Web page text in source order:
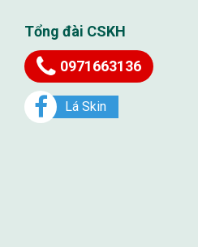
Tổng đài CSKH
0971663136
Lá Skin